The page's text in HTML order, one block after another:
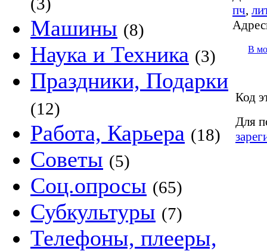
Машины (8)
Наука и Техника (3)
Праздники, Подарки
(12)
Работа, Карьера (18)
Советы (5)
Соц.опросы (65)
Субкультуры (7)
Телефоны, плееры,
пч,
В
Код
Для